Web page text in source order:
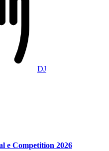
DJ
e Competition 2026